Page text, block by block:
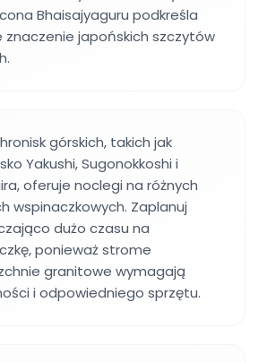
Bhaisajyaguru podkreśla
znaczenie japońskich szczytów
górskich, takich jak
Yakushi, Sugonokkoshi i
oferuje noclegi na różnych
wspinaczkowych. Zaplanuj
dużo czasu na
ponieważ strome
granitowe wymagają
i odpowiedniego sprzętu.